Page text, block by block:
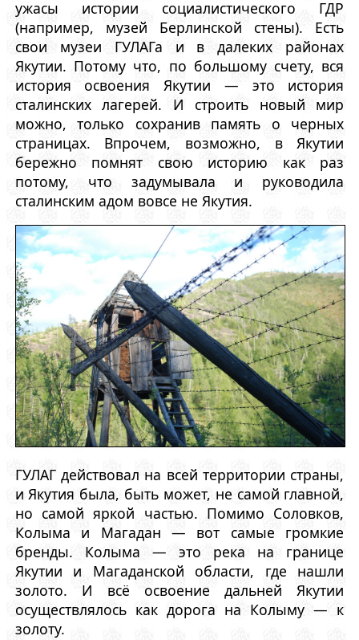
ужасы истории социалистического ГДР
(например, музей Берлинской стены). Есть
свои музеи ГУЛАГа и в далеких районах
Якутии. Потому что, по большому счету, вся
история освоения Якутии — это история
сталинских лагерей. И строить новый мир
можно, только сохранив память о черных
страницах. Впрочем, возможно, в Якутии
бережно помнят свою историю как раз
потому, что задумывала и руководила
сталинским адом вовсе не Якутия.
ГУЛАГ действовал на всей территории страны,
и Якутия была, быть может, не самой главной,
но самой яркой частью. Помимо Соловков,
Колыма и Магадан — вот самые громкие
бренды. Колыма — это река на границе
Якутии и Магаданской области, где нашли
золото. И всё освоение дальней Якутии
осуществлялось как дорога на Колыму — к
золоту.